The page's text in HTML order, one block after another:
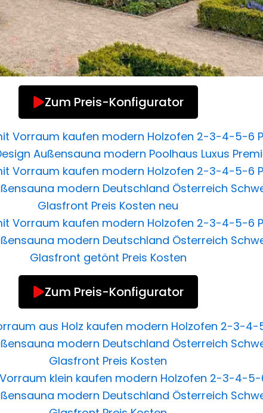
Zum Preis-Konfigurator
Zum Preis-Konfigurator